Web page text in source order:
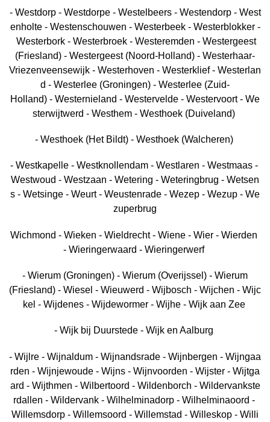
- Westdorp - Westdorpe - Westelbeers - Westendorp - West
enholte - Westenschouwen - Westerbeek - Westerblokker -
Westerbork - Westerbroek - Westeremden - Westergeest
(Friesland) - Westergeest (Noord-Holland) - Westerhaar-
Vriezenveensewijk - Westerhoven - Westerklief - Westerlan
d - Westerlee (Groningen) - Westerlee (Zuid-
Holland) - Westernieland - Westervelde - Westervoort - We
sterwijtwerd - Westhem - Westhoek (Duiveland)
- Westhoek (Het Bildt) - Westhoek (Walcheren)
- Westkapelle - Westknollendam - Westlaren - Westmaas -
Westwoud - Westzaan - Wetering - Weteringbrug - Wetsen
s - Wetsinge - Weurt - Weustenrade - Wezep - Wezup - We
zuperbrug
Wichmond - Wieken - Wieldrecht - Wiene - Wier - Wierden
- Wieringerwaard - Wieringerwerf
- Wierum (Groningen) - Wierum (Overijssel) - Wierum
(Friesland) - Wiesel - Wieuwerd - Wijbosch - Wijchen - Wijc
kel - Wijdenes - Wijdewormer - Wijhe - Wijk aan Zee
- Wijk bij Duurstede - Wijk en Aalburg
- Wijlre - Wijnaldum - Wijnandsrade - Wijnbergen - Wijngaa
rden - Wijnjewoude - Wijns - Wijnvoorden - Wijster - Wijtga
ard - Wijthmen - Wilbertoord - Wildenborch - Wildervankste
rdallen - Wildervank - Wilhelminadorp - Wilhelminaoord -
Willemsdorp - Willemsoord - Willemstad - Willeskop - Willi